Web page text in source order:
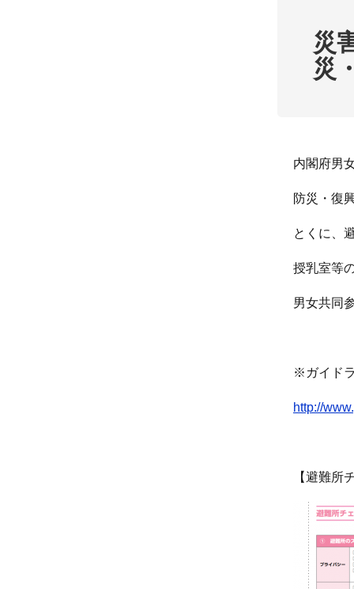
災
災
内閣府男
防災・復
とくに、
授乳室等
男女共同
※ガイド
http://
【避難所